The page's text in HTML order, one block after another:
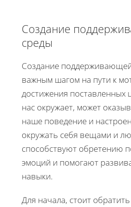
Создание
среды
Создание
важным шагом на пути к
достижения поставленных
нас окружает, может
наше поведение и
окружать себя вещами и
способствуют обретению
эмоций и помогают
навыки.
Для начала, стоит